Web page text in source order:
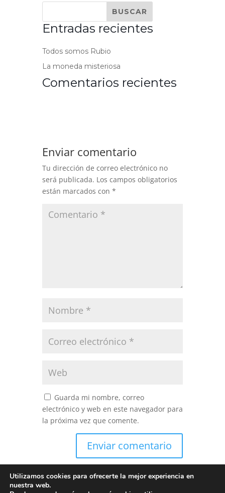
Entradas recientes
Todos somos Rubio
La moneda misteriosa
Comentarios recientes
Enviar comentario
Tu dirección de correo electrónico no
será publicada. Los campos obligatorios
están marcados con *
Guarda mi nombre, correo
electrónico y web en este navegador para
la próxima vez que comente.
Utilizamos cookies para ofrecerte la mejor experiencia en
nuestra web.